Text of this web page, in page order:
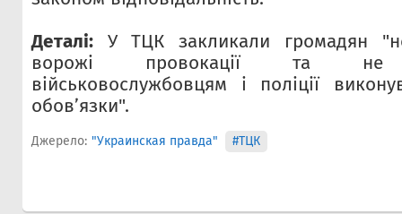
Деталі: У ТЦК закликали громадян
ворожі провокації та не
військовослужбовцям і поліції
обовʼязки".
Джерело: "Украинская правда" #ТЦК